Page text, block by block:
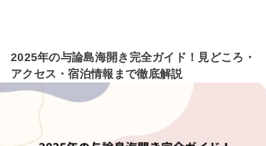
2025年の与論島海開き完全ガイド！見どころ・
アクセス・宿泊情報まで徹底解説